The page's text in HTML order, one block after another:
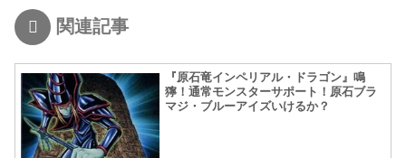
関連記事
『原石竜インペリアル・ドラゴン』鳴
獰！通常モンスターサポート！原石ブラ
マジ・ブルーアイズいけるか？